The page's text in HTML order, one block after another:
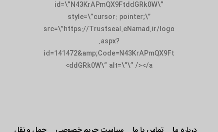
id=\”N43KrAPmQX9FtddGRk0W\”
style=\”cursor: pointer;\”
src=\”https://Trustseal.eNamad.ir/logo
.aspx?
id=141472&amp;Code=N43KrAPmQX9Ft
ddGRk0W\” alt=\”\” /></a>
درباره ما تماس با ما سیاست حریم خصوصی حمل و نقل